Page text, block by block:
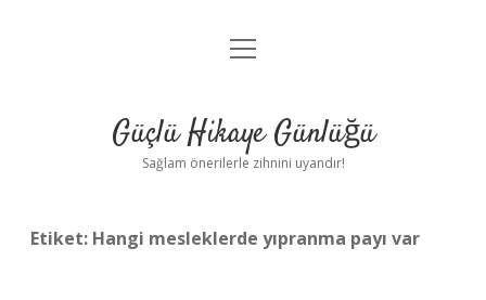
Anasayfa
Yasal Uyarı
menüyü
Güçlü Hikaye Günlüğü
Sağlam önerilerle zihnini uyandır!
Etiket: Hangi mesleklerde yıpranma payı var